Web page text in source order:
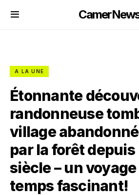
A LA UNE
Étonnante
randonneuse
village
par la forêt depuis
siècle – un
temps fascinant!